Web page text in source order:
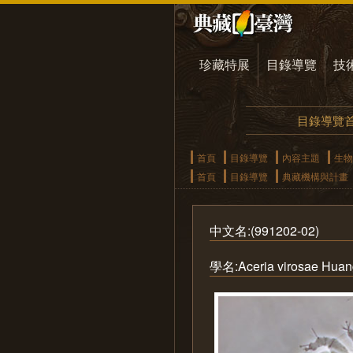
珍藏特展 目錄導覽 技
目錄導覽
首頁 目錄導覽 內容主題
生物
首頁
目錄導覽 典藏機構與計畫
中文名:(991202-02)
學名:Aceria virosae